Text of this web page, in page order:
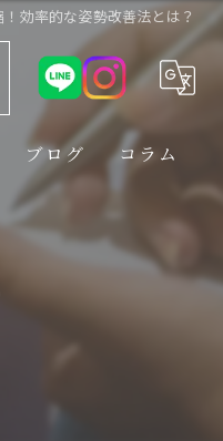
効率的な姿勢改善法とは？
ブログ コラム